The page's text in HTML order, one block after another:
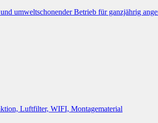
umweltschonender Betrieb für ganzjährig
Luftfilter, WIFI, Montagematerial